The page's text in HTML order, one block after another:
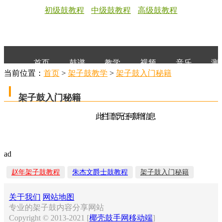
初级鼓教程 中级鼓教程 高级鼓教程
首页 鼓谱 教学 视频 音乐
测
当前位置： 首页 > 架子鼓教学 > 架子鼓入门秘籍
架子鼓入门秘籍
此栏目暂无任何新增信息
ad
赵年架子鼓教程 朱杰文爵士鼓教程 架子鼓入门秘籍
关于我们 网站地图
专业的架子鼓内容分享网站
Copyright © 2013-2021 [椰壳鼓手网移动端]